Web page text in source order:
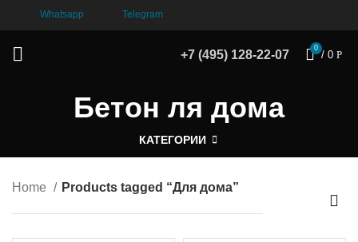
Whatsapp Telegram
+7 (495) 128-22-07 0
/ 0 Р
Бетон ля дома
КАТЕГОРИИ
Home Products tagged “Для дома”